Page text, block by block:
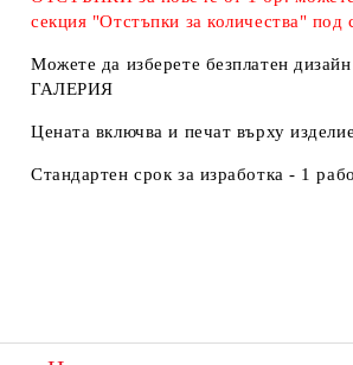
секция "Отстъпки за количества" под
Можете да изберете безплатен
ГАЛЕРИЯ
Цената включва и печат върху
Стандартен срок за изработка - 1